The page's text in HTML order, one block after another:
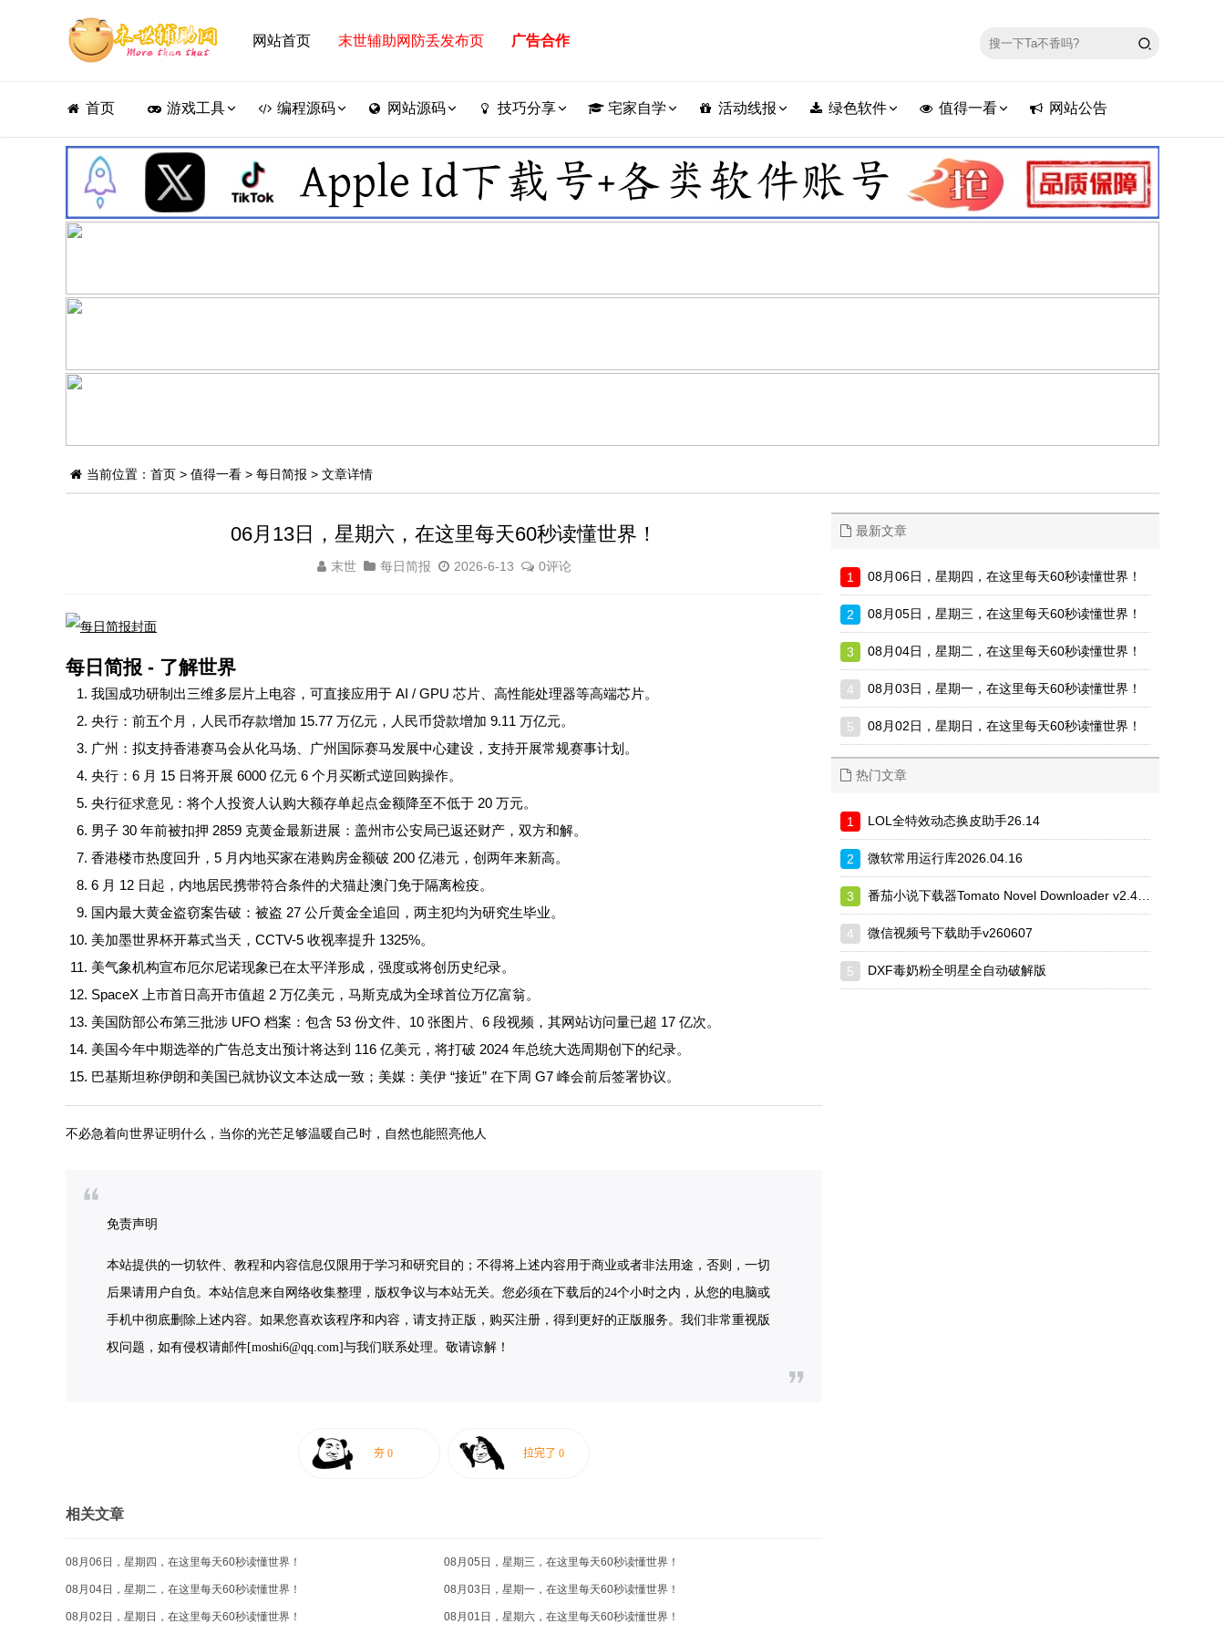
网站首页 末世辅助网防丢发布页 广告合作
首页 游戏工具 编程源码 网站源码 技巧分享 宅家自学 活动线报 绿色软件 值得一看 网站公告
当前位置： 首页 > 值得一看 > 每日简报 > 文章详情
06月13日，星期六，在这里每天60秒读懂世界！
末世 每日简报 2026-6-13 0评论
每日简报 - 了解世界
我国成功研制出三维多层片上电容，可直接应用于 AI / GPU 芯片、高性能处理器等高端芯片。
央行：前五个月，人民币存款增加 15.77 万亿元，人民币贷款增加 9.11 万亿元。
广州：拟支持香港赛马会从化马场、广州国际赛马发展中心建设，支持开展常规赛事计划。
央行：6 月 15 日将开展 6000 亿元 6 个月买断式逆回购操作。
央行征求意见：将个人投资人认购大额存单起点金额降至不低于 20 万元。
男子 30 年前被扣押 2859 克黄金最新进展：盖州市公安局已返还财产，双方和解。
香港楼市热度回升，5 月内地买家在港购房金额破 200 亿港元，创两年来新高。
6 月 12 日起，内地居民携带符合条件的犬猫赴澳门免于隔离检疫。
国内最大黄金盗窃案告破：被盗 27 公斤黄金全追回，两主犯均为研究生毕业。
美加墨世界杯开幕式当天，CCTV-5 收视率提升 1325%。
美气象机构宣布厄尔尼诺现象已在太平洋形成，强度或将创历史纪录。
SpaceX 上市首日高开市值超 2 万亿美元，马斯克成为全球首位万亿富翁。
美国防部公布第三批涉 UFO 档案：包含 53 份文件、10 张图片、6 段视频，其网站访问量已超 17 亿次。
美国今年中期选举的广告总支出预计将达到 116 亿美元，将打破 2024 年总统大选周期创下的纪录。
巴基斯坦称伊朗和美国已就协议文本达成一致；美媒：美伊 “接近” 在下周 G7 峰会前后签署协议。
不必急着向世界证明什么，当你的光芒足够温暖自己时，自然也能照亮他人
免责声明
本站提供的一切软件、教程和内容信息仅限用于学习和研究目的；不得将上述内容用于商业或者非法用途，否则，一切
后果请用户自负。本站信息来自网络收集整理，版权争议与本站无关。您必须在下载后的24个小时之内，从您的电脑或
手机中彻底删除上述内容。如果您喜欢该程序和内容，请支持正版，购买注册，得到更好的正版服务。我们非常重视版
权问题，如有侵权请邮件[moshi6@qq.com]与我们联系处理。敬请谅解！
相关文章
08月06日，星期四，在这里每天60秒读懂世界！ 08月05日，星期三，在这里每天60秒读懂世界！
08月04日，星期二，在这里每天60秒读懂世界！ 08月03日，星期一，在这里每天60秒读懂世界！
08月02日，星期日，在这里每天60秒读懂世界！ 08月01日，星期六，在这里每天60秒读懂世界！
最新文章
08月06日，星期四，在这里每天60秒读懂世界！
08月05日，星期三，在这里每天60秒读懂世界！
08月04日，星期二，在这里每天60秒读懂世界！
08月03日，星期一，在这里每天60秒读懂世界！
08月02日，星期日，在这里每天60秒读懂世界！
热门文章
LOL全特效动态换皮助手26.14
微软常用运行库2026.04.16
番茄小说下载器Tomato Novel Downloader v2.4.10
微信视频号下载助手v260607
DXF毒奶粉全明星全自动破解版